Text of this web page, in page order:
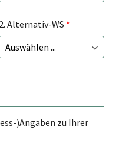
2. Alternativ-WS *
)Angaben zu Ihrer